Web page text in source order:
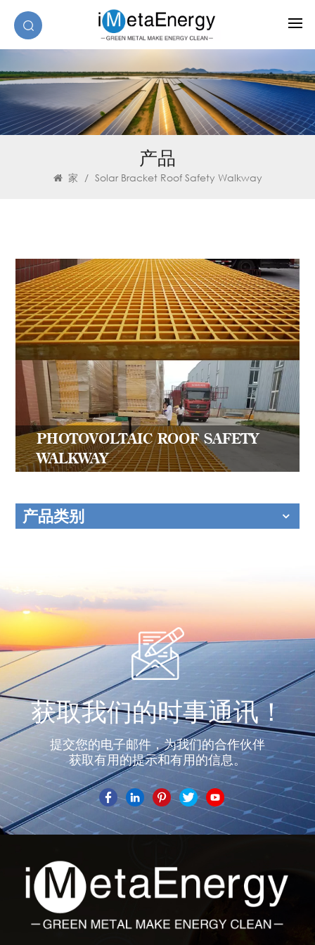
产品
家 / Solar Bracket Roof Safety Walkway
PHOTOVOLTAIC ROOF SAFETY
WALKWAY
产品类别
获取我们的时事通讯！
提交您的电子邮件，为我们的合作伙伴
获取有用的提示和有用的信息。